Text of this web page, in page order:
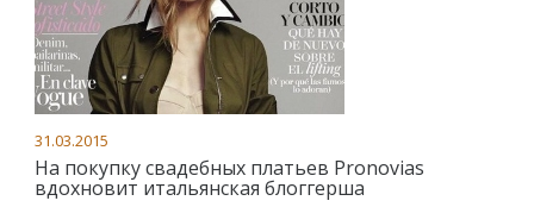
31.03.2015
На покупку свадебных платьев Pronovias
вдохновит итальянская блоггерша